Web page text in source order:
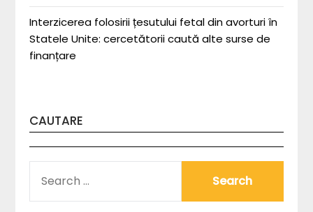
Interzicerea folosirii țesutului fetal din avorturi în
Statele Unite: cercetătorii caută alte surse de
finanțare
CAUTARE
FOR: